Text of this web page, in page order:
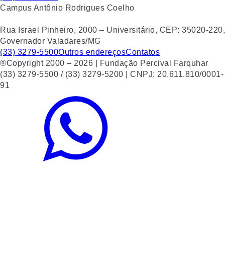
Campus Antônio Rodrigues Coelho
Rua Israel Pinheiro, 2000 – Universitário, CEP: 35020-220,
Governador Valadares/MG
(33) 3279-5500Outros endereçosContatos
®Copyright 2000 – 2026 | Fundação Percival Farquhar
(33) 3279-5500 / (33) 3279-5200 | CNPJ: 20.611.810/0001-
91